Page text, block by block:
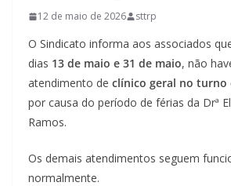
12 de maio de 2026 sttrp
O Sindicato informa aos associados
dias 13 de maio e 31 de maio, não
atendimento de clínico geral no turno
por causa do período de férias da Drª
Ramos.
Os demais atendimentos seguem
normalmente.